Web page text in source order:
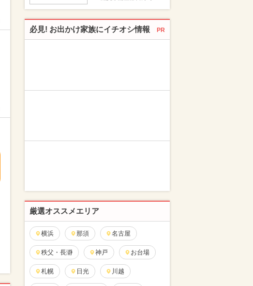
必見! お出かけ家族にイチオシ情報 PR
厳選オススメエリア
横浜 那須 名古屋
秩父・長瀞 神戸 お台場
札幌 日光 川越